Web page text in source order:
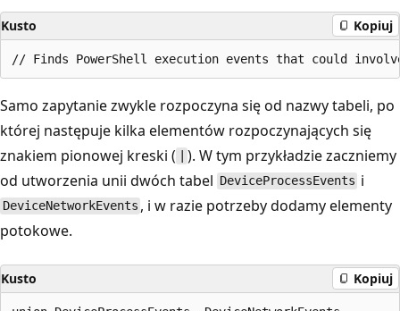
Kusto Kopiuj
Samo zapytanie zwykle rozpoczyna się od nazwy tabeli, po
której następuje kilka elementów rozpoczynających się
znakiem pionowej kreski (
). W tym przykładzie zaczniemy
od utworzenia unii dwóch tabel DeviceProcessEvents i
DeviceNetworkEvents , i w razie potrzeby dodamy elementy
potokowe.
Kusto Kopiuj